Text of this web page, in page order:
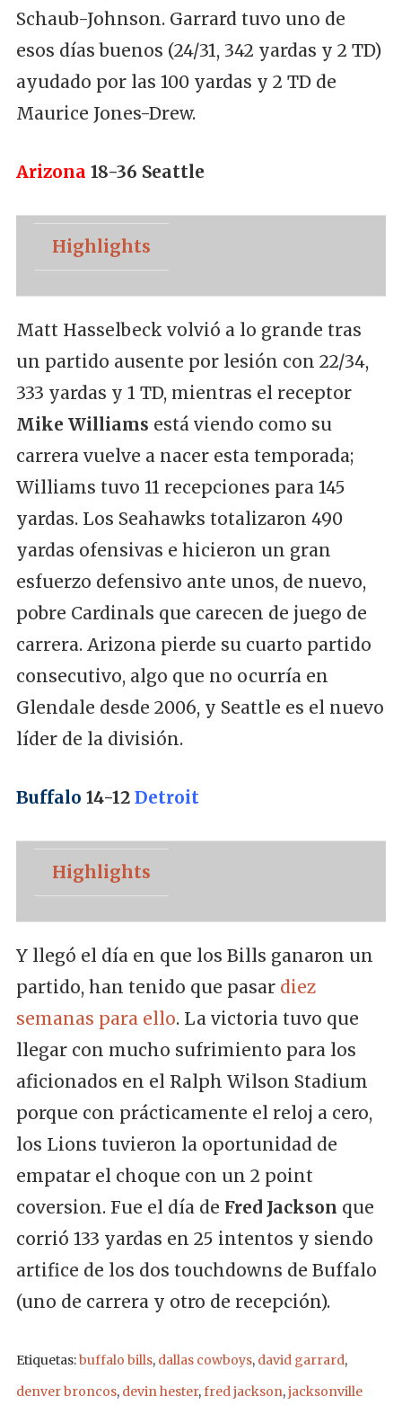
Schaub-Johnson. Garrard tuvo uno de
esos días buenos (24/31, 342 yardas y 2 TD)
ayudado por las 100 yardas y 2 TD de
Maurice Jones-Drew.
Arizona 18-36 Seattle
Highlights
Matt Hasselbeck volvió a lo grande tras
un partido ausente por lesión con 22/34,
333 yardas y 1 TD, mientras el receptor
Mike Williams está viendo como su
carrera vuelve a nacer esta temporada;
Williams tuvo 11 recepciones para 145
yardas. Los Seahawks totalizaron 490
yardas ofensivas e hicieron un gran
esfuerzo defensivo ante unos, de nuevo,
pobre Cardinals que carecen de juego de
carrera. Arizona pierde su cuarto partido
consecutivo, algo que no ocurría en
Glendale desde 2006, y Seattle es el nuevo
líder de la división.
Buffalo 14-12 Detroit
Highlights
Y llegó el día en que los Bills ganaron un
partido, han tenido que pasar diez
semanas para ello. La victoria tuvo que
llegar con mucho sufrimiento para los
aficionados en el Ralph Wilson Stadium
porque con prácticamente el reloj a cero,
los Lions tuvieron la oportunidad de
empatar el choque con un 2 point
coversion. Fue el día de Fred Jackson que
corrió 133 yardas en 25 intentos y siendo
artifice de los dos touchdowns de Buffalo
(uno de carrera y otro de recepción).
Etiquetas:buffalo bills, dallas cowboys, david garrard,
denver broncos, devin hester,fred jackson,jacksonville